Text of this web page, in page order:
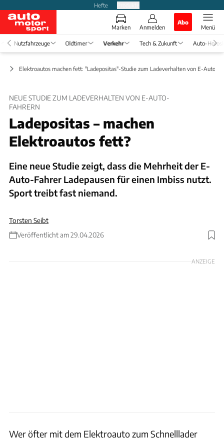
Hefte
Marken Anmelden
Abo
Menü
Nutzfahrzeuge Oldtimer Verkehr Tech & Zukunft Auto-
Elektroautos machen fett: "Ladepositas"-Studie zum Ladeverhalten von E-Auto-
NEUE STUDIE ZUM LADEVERHALTEN VON E-AUTO-
FAHRERN
Ladepositas – machen
Elektroautos fett?
Eine neue Studie zeigt, dass die Mehrheit der E-
Auto-Fahrer Ladepausen für einen Imbiss nutzt.
Sport treibt fast niemand.
Torsten Seibt
Veröffentlicht am 29.04.2026
Foto: EWE Go
ANZEIGE
Wer öfter mit dem Elektroauto zum Schnelllader